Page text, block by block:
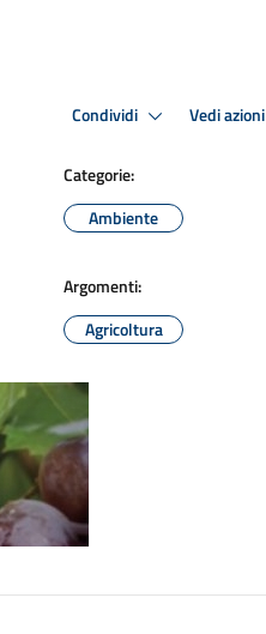
Condividi Vedi azioni
Categorie:
Ambiente
Argomenti:
Agricoltura